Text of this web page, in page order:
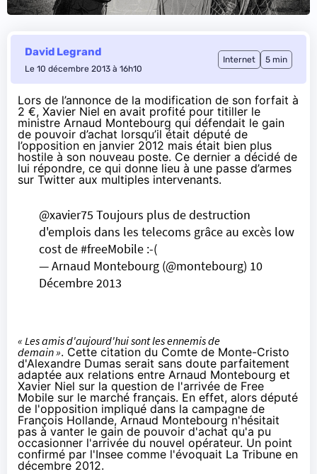
David Legrand
Le 10 décembre 2013 à 16h10
Internet 5 min
Lors de l’annonce de la modification de son forfait à
2 €, Xavier Niel en avait profité pour titiller le
ministre Arnaud Montebourg qui défendait le gain
de pouvoir d’achat lorsqu’il était député de
l’opposition en janvier 2012 mais était bien plus
hostile à son nouveau poste. Ce dernier a décidé de
lui répondre, ce qui donne lieu à une passe d’armes
sur Twitter aux multiples intervenants.
@xavier75 Toujours plus de destruction
d'emplois dans les telecoms grâce au excès low
cost de#freeMobile :-(
— Arnaud Montebourg (@montebourg) 10
Décembre 2013
« Les amis d'aujourd'hui sont les ennemis de
demain ». Cette citation du Comte de Monte-Cristo
d'Alexandre Dumas serait sans doute parfaitement
adaptée aux relations entre Arnaud Montebourg et
Xavier Niel sur la question de l'arrivée de Free
Mobile sur le marché français. En effet, alors député
de l'opposition impliqué dans la campagne de
François Hollande, Arnaud Montebourg n'hésitait
pas à vanter le gain de pouvoir d'achat qu'a pu
occasionner l'arrivée du nouvel opérateur. Un point
confirmé par l'Insee comme l'évoquait La Tribune en
décembre 2012.